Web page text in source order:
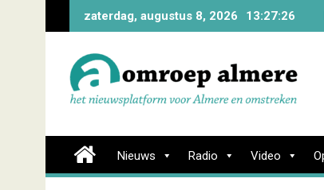
zaterdag, augustus 8, 2026 13:27:27
Nieuws Radio Video